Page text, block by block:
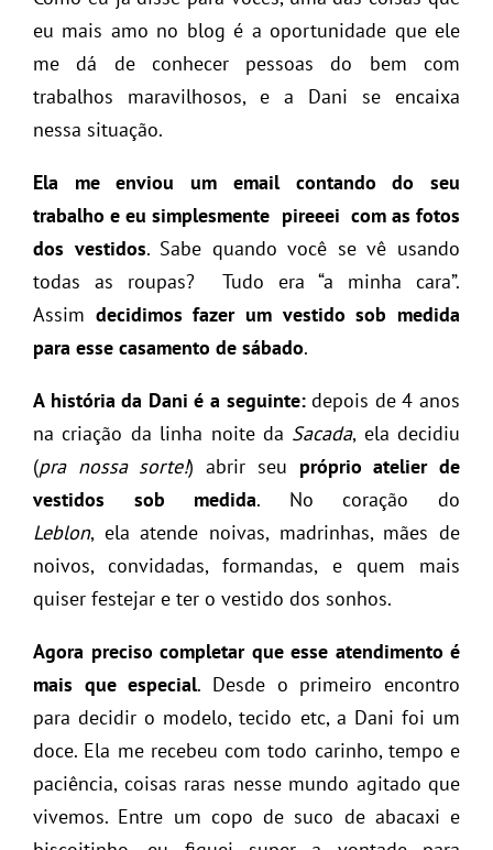
eu mais amo no blog é a oportunidade que ele
me dá de conhecer pessoas do bem com
trabalhos maravilhosos, e a Dani se encaixa
nessa situação.
Ela me enviou um email contando do seu
trabalho e eu simplesmente pireeei com as fotos
dos vestidos. Sabe quando você se vê usando
todas as roupas? Tudo era “a minha cara”.
Assim decidimos fazer um vestido sob medida
para esse casamento de sábado.
A história da Dani é a seguinte:depois de 4 anos
na criação da linha noite da Sacada, ela decidiu
(pra nossa sorte!) abrir seu próprio atelier de
vestidos sob medida. No coração do
Leblon, ela atende noivas, madrinhas, mães de
noivos, convidadas, formandas, e quem mais
quiser festejar e ter o vestido dos sonhos.
Agora preciso completar que esse atendimento é
mais que especial. Desde o primeiro encontro
para decidir o modelo, tecido etc, a Dani foi um
doce. Ela me recebeu com todo carinho, tempo e
paciência, coisas raras nesse mundo agitado que
vivemos. Entre um copo de suco de abacaxi e